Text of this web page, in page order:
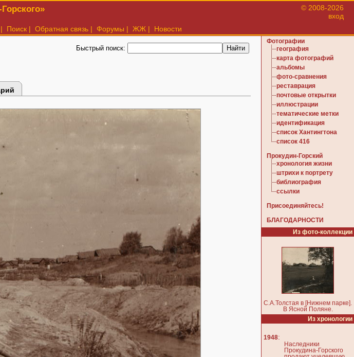
© 2008-2026
вход
| Поиск | Обратная связь | Форумы | ЖЖ | Новости
Быстрый поиск:
Фотографии
география
карта фотографий
альбомы
фото-сравнения
реставрация
почтовые открытки
иллюстрации
тематические метки
идентификация
список Хантингтона
список 416
Прокудин-Горский
хронология жизни
штрихи к портрету
библиография
ссылки
Присоединяйтесь!
БЛАГОДАРНОСТИ
Из фото-коллекции
С.А.Толстая в [Нижнем парке].
В Ясной Поляне.
Из хронологии
1948:
Наследники
Прокудина-Горского